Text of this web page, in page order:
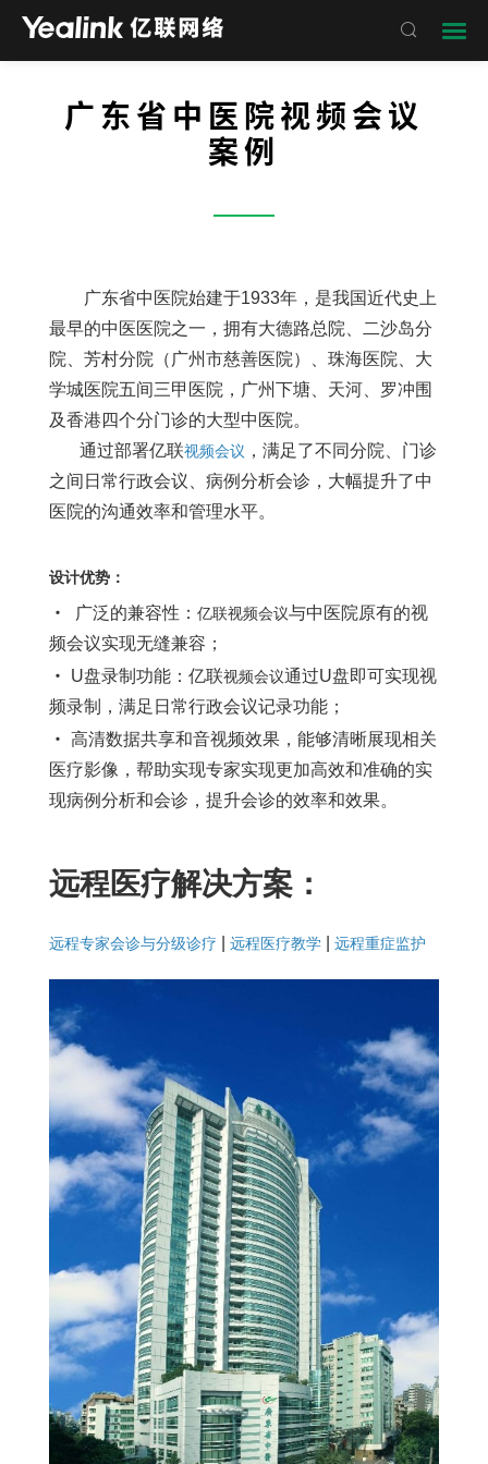

广东省中医院视频会议
案例
——
广东省中医院始建于1933年，是我国近代史上
最早的中医医院之一，拥有大德路总院、二沙岛分
院、芳村分院（广州市慈善医院）、珠海医院、大
学城医院五间三甲医院，广州下塘、天河、罗冲围
及香港四个分门诊的大型中医院。
通过部署亿联视频会议 ，满足了不同分院、门诊
之间日常行政会议、病例分析会诊，大幅提升了中
医院的沟通效率和管理水平。
设计优势：
• 广泛的兼容性： 亿联视频会议与中医院原有的视
频会议实现无缝兼容；
• U盘录制功能：亿联视频会议通过U盘即可实现视
频录制，满足日常行政会议记录功能；
• 高清数据共享和音视频效果，能够清晰展现相关
医疗影像，帮助实现专家实现更加高效和准确的实
现病例分析和会诊，提升会诊的效率和效果。
远程医疗解决方案：
远程专家会诊与分级诊疗 远程医疗教学| 远程重症监护